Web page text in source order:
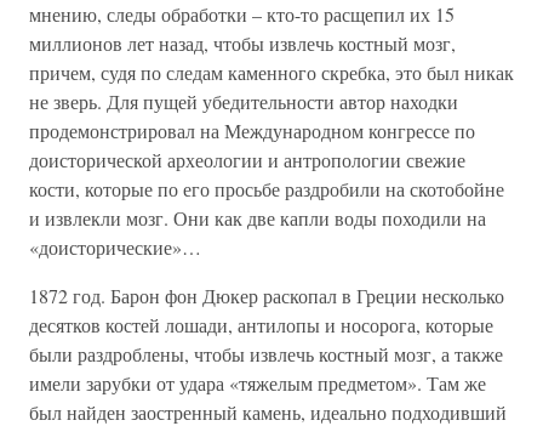
мнению, следы обработки – кто-то расщепил их 15
миллионов лет назад, чтобы извлечь костный мозг,
причем, судя по следам каменного скребка, это был никак
не зверь. Для пущей убедительности автор находки
продемонстрировал на Международном конгрессе по
доисторической археологии и антропологии свежие
кости, которые по его просьбе раздробили на скотобойне
и извлекли мозг. Они как две капли воды походили на
«доисторические»…
1872 год. Барон фон Дюкер раскопал в Греции несколько
десятков костей лошади, антилопы и носорога, которые
были раздроблены, чтобы извлечь костный мозг, а также
имели зарубки от удара «тяжелым предметом». Там же
был найден заостренный камень, идеально подходивший